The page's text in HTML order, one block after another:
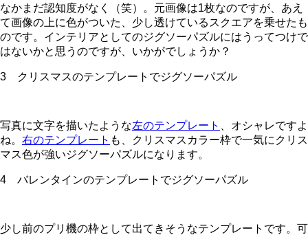
なかまだ認知度がなく（笑）。元画像は1枚なのですが、あえ
て画像の上に色がついた、少し透けているスクエアを乗せたも
のです。インテリアとしてのジグソーパズルにはうってつけで
はないかと思うのですが、いかがでしょうか？
3 クリスマスのテンプレートでジグソーパズル
写真に文字を描いたような左のテンプレート
、オシャレですよ
ね。 右のテンプレート も、クリスマスカラー枠で一気にクリス
マス色が強いジグソーパズルになります。
4 バレンタインのテンプレートでジグソーパズル
少し前のプリ機の枠として出てきそうなテンプレートです。可